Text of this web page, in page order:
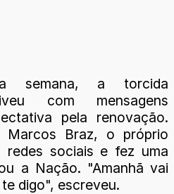
semana, a torcida
com mensagens
pela renovação.
Braz, o próprio
sociais e fez uma
a Nação. "Amanhã vai
digo", escreveu.